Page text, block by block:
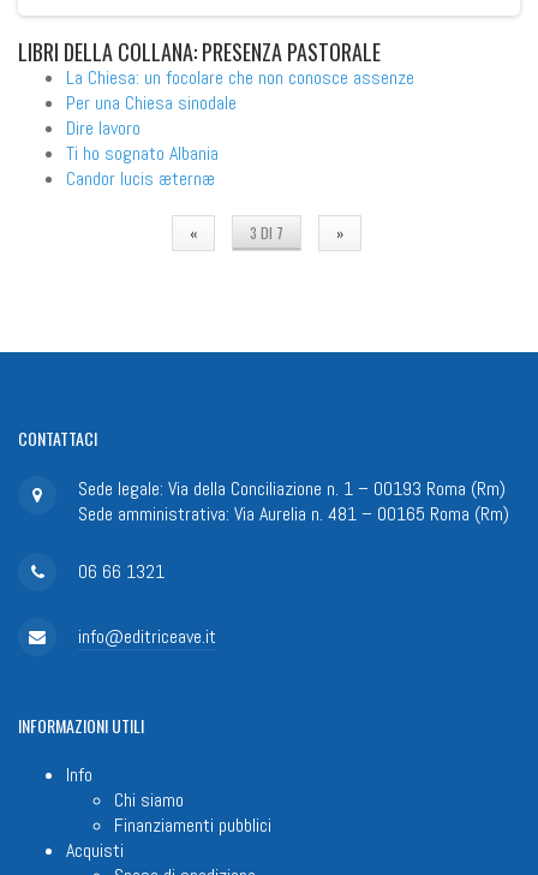
LIBRI DELLA COLLANA: PRESENZA PASTORALE
La Chiesa: un focolare che non conosce assenze
Per una Chiesa sinodale
Dire lavoro
Ti ho sognato Albania
Candor lucis æternæ
« 3 DI 7 »
CONTATTACI
Sede legale: Via della Conciliazione n. 1 – 00193 Roma (Rm)
Sede amministrativa: Via Aurelia n. 481 – 00165 Roma (Rm)
06 66 1321
info@editriceave.it
INFORMAZIONIUTILI
Info
Chi siamo
Finanziamenti pubblici
Acquisti